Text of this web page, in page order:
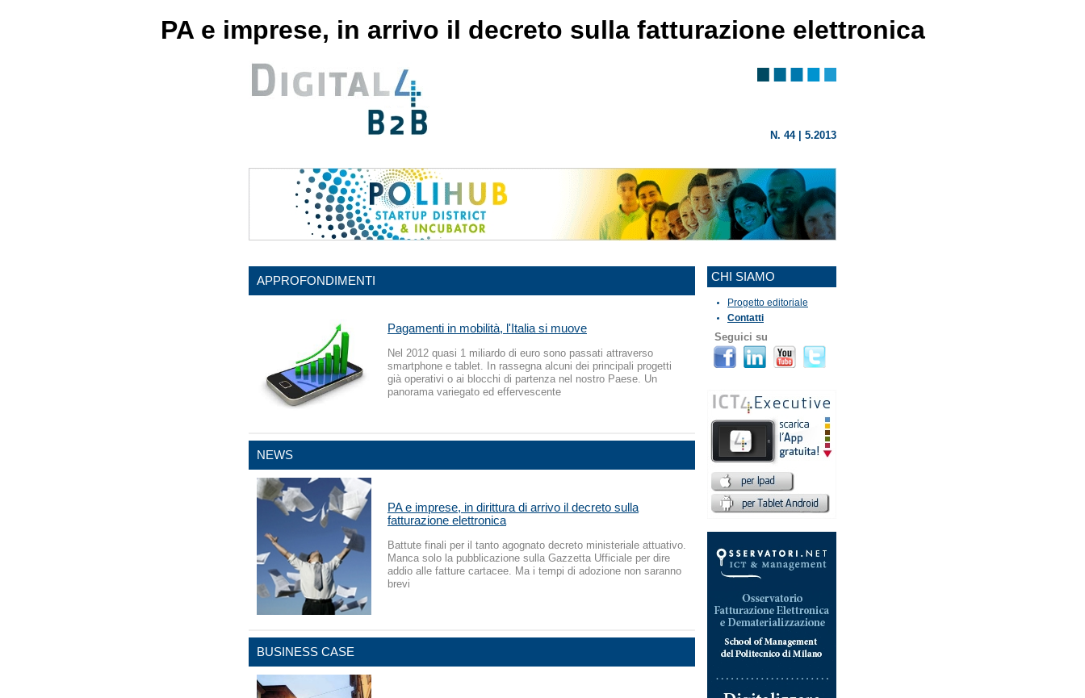
PA e imprese, in arrivo il decreto sulla fatturazione elettronica
N. 44 | 5.2013
APPROFONDIMENTI
Pagamenti in mobilità, l'Italia si muove
Nel 2012 quasi 1 miliardo di euro sono passati attraverso
smartphone e tablet. In rassegna alcuni dei principali progetti
già operativi o ai blocchi di partenza nel nostro Paese. Un
panorama variegato ed effervescente
NEWS
PA e imprese, in dirittura di arrivo il decreto sulla
fatturazione elettronica
Battute finali per il tanto agognato decreto ministeriale attuativo.
Manca solo la pubblicazione sulla Gazzetta Ufficiale per dire
addio alle fatture cartacee. Ma i tempi di adozione non saranno
brevi
BUSINESS CASE
CHI SIAMO
Progetto editoriale
Contatti
Seguici su